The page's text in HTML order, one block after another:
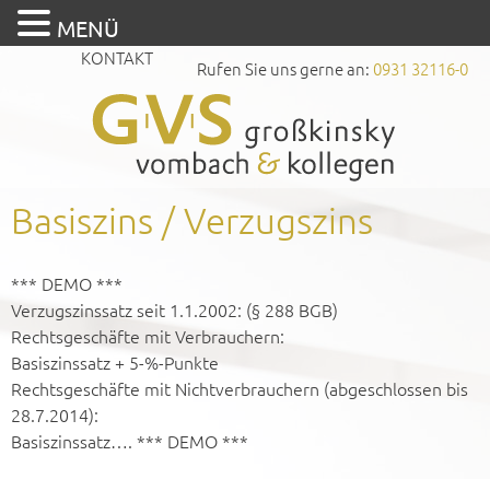
Rufen Sie uns gerne an: 0931 32116-0
KONTAKT
Basiszins / Verzugszins
*** DEMO ***
Verzugszinssatz seit 1.1.2002: (§ 288 BGB)
Rechtsgeschäfte mit Verbrauchern:
Basiszinssatz + 5-%-Punkte
Rechtsgeschäfte mit Nichtverbrauchern (abgeschlossen bis
28.7.2014):
Basiszinssatz…. *** DEMO ***
MENÜ